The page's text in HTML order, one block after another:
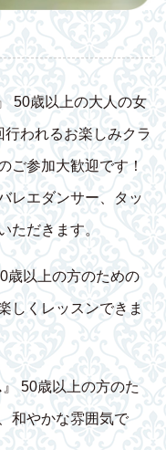
』 50歳以上の大人の女
われるお楽しみクラ
ご参加大歓迎です！
レエダンサー、タッ
ただきます。
歳以上の方のための
しくレッスンできま
』 50歳以上の方のた
和やかな雰囲気で